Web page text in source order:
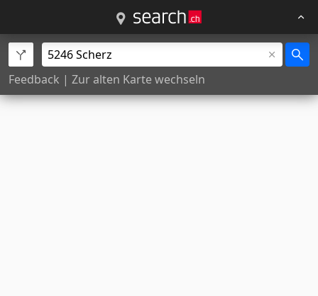
Feedback | Zur alten Karte wechseln